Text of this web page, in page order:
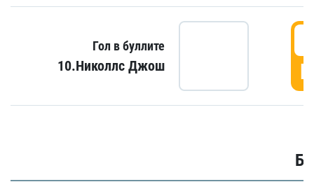
Гол в буллите
10.Николлс Джош